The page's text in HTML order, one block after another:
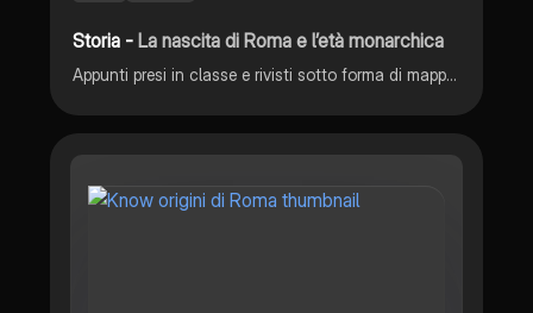
Storia -La nascita di Roma e l’età monarchica
Appunti presi in classe e rivisti sotto forma di mappa concettuale per lo studio. (Materia: geostoria)